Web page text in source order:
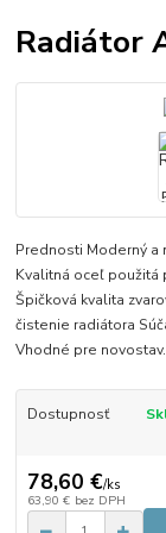
Radiátor
Prednosti Moderný a
Kvalitná oceľ použitá
Špičková kvalita
čistenie radiátora
Vhodné pre
Dostupnosť
78,60 €/ks
63,90 € bez DPH